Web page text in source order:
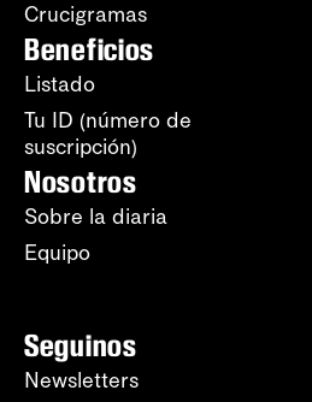
Crucigramas
Beneficios
Listado
Tu ID (número de
suscripción)
Nosotros
Sobre la diaria
Equipo
Seguinos
Newsletters